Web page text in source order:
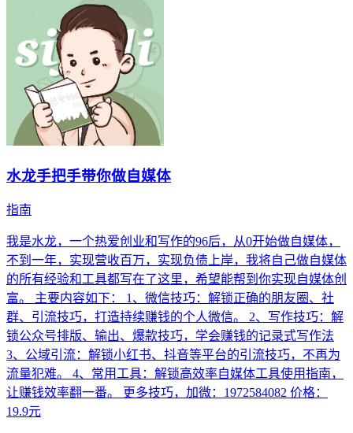
水龙手把手带你做自媒体
指南
我是水龙，一个热爱创业和写作的96后，从0开始做自媒体，
不到一年，实现营收百万，实现负债上岸，我将自己做自媒体
的所有经验和工具都写在了这里，希望能帮到你实现自媒体创
富。 主要内容如下： 1、微信技巧：解锁正确的朋友圈、社
群、引流技巧，打造持续赚钱的个人微信。 2、写作技巧：解
锁公众号排版、输出、爆款技巧，学会赚钱的记录式写作法
3、公域引流：解锁小红书、抖音等平台的引流技巧，不再为
流量犯难。 4、常用工具：解锁高效率自媒体工具使用指南，
让赚钱效率翻一番。 更多技巧，加微：1972584082 价格：
19.9元